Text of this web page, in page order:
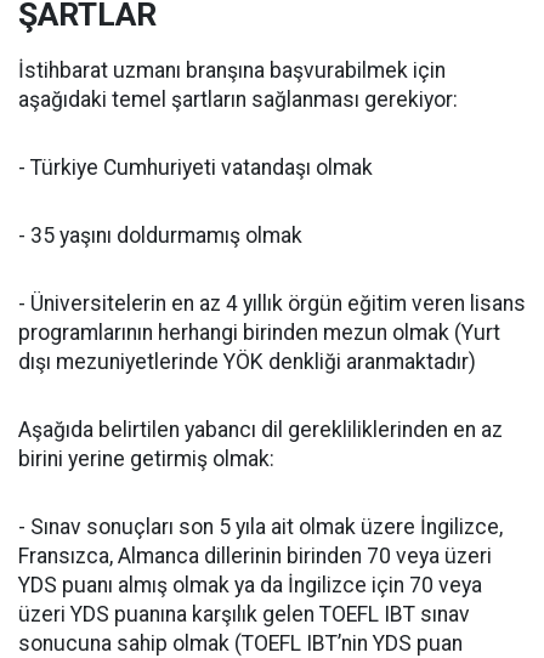
ŞARTLAR
İstihbarat uzmanı branşına başvurabilmek için
aşağıdaki temel şartların sağlanması gerekiyor:
- Türkiye Cumhuriyeti vatandaşı olmak
- 35 yaşını doldurmamış olmak
- Üniversitelerin en az 4 yıllık örgün eğitim veren lisans
programlarının herhangi birinden mezun olmak (Yurt
dışı mezuniyetlerinde YÖK denkliği aranmaktadır)
Aşağıda belirtilen yabancı dil gerekliliklerinden en az
birini yerine getirmiş olmak:
- Sınav sonuçları son 5 yıla ait olmak üzere İngilizce,
Fransızca, Almanca dillerinin birinden 70 veya üzeri
YDS puanı almış olmak ya da İngilizce için 70 veya
üzeri YDS puanına karşılık gelen TOEFL IBT sınav
sonucuna sahip olmak (TOEFL IBT’nin YDS puan